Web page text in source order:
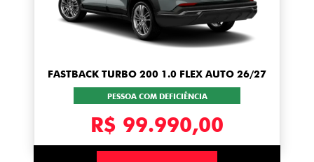
FASTBACK TURBO 200 1.0 FLEX AUTO 26/27
PESSOA COM DEFICIÊNCIA
R$ 99.990,00